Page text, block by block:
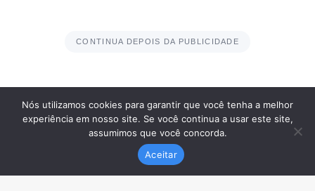
Nós utilizamos cookies para garantir que você tenha a melhor
experiência em nosso site. Se você continua a usar este site,
assumimos que você concorda.
Aceitar